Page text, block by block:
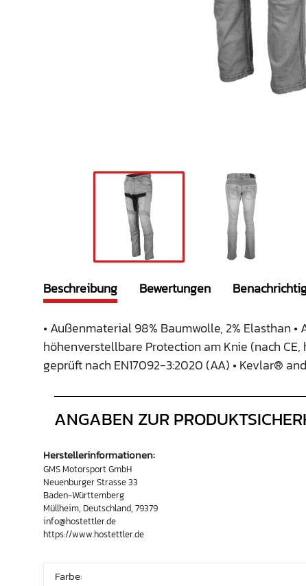
Beschreibung Bewertungen
• Außenmaterial 98% Baumwolle, 2% Elasthan
höhenverstellbare Protection am Knie (nach
geprüft nach EN17092-3:2020 (AA) • Kevlar®
ANGABEN ZUR
Herstellerinformationen:
GMS Motorsport GmbH
Neuenburger Strasse 33
Baden-Württemberg
Müllheim, Deutschland, 79379
info@hostettler.de
https://www.hostettler.de
Farbe: